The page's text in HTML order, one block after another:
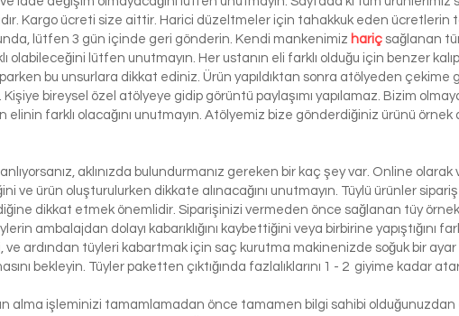
Kargo ücreti size aittir. Harici düzeltmeler için tahakkuk eden ücretlerin
lütfen 3 gün içinde geri gönderin. Kendi mankenimiz hariç sağlanan
olabileceğini lütfen unutmayın. Her ustanın eli farklı olduğu için benzer
bu unsurlara dikkat ediniz. Ürün yapıldıktan sonra atölyeden çekime
bireysel özel atölyeye gidip görüntü paylaşımı yapılamaz. Bizim
elinin farklı olacağını unutmayın. Atölyemiz bize gönderdiğiniz ürünü örnek
aklınızda bulundurmanız gereken bir kaç şey var. Online
ve ürün oluşturulurken dikkate alınacağını unutmayın. Tüylü ürünler
dikkat etmek önemlidir. Siparişinizi vermeden önce sağlanan tüy
ambalajdan dolayı kabarıklığını kaybettiğini veya birbirine yapıştığını
ve ardından tüyleri kabartmak için saç kurutma makinenizde soğuk bir
bekleyin. Tüyler paketten çıktığında fazlalıklarını 1 - 2 giyime kadar
alma işleminizi tamamlamadan önce tamamen bilgi sahibi